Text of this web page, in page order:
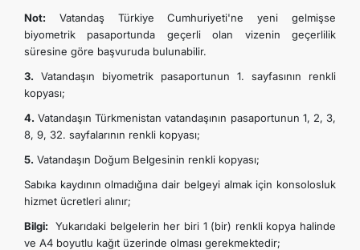
İLETIŞIM
Not: Vatandaş Türkiye Cumhuriyeti'ne yeni gelmişse
biyometrik pasaportunda geçerli olan vizenin geçerlilik
süresine göre başvuruda bulunabilir.
3. Vatandaşın biyometrik pasaportunun 1. sayfasının renkli
kopyası;
4. Vatandaşın Türkmenistan vatandaşının pasaportunun 1, 2, 3,
8, 9, 32. sayfalarının renkli kopyası;
5. Vatandaşın Doğum Belgesinin renkli kopyası;
Sabıka kaydının olmadığına dair belgeyi almak için konsolosluk
hizmet ücretleri alınır;
Bilgi: Yukarıdaki belgelerin her biri 1 (bir) renkli kopya halinde
ve A4 boyutlu kağıt üzerinde olması gerekmektedir;